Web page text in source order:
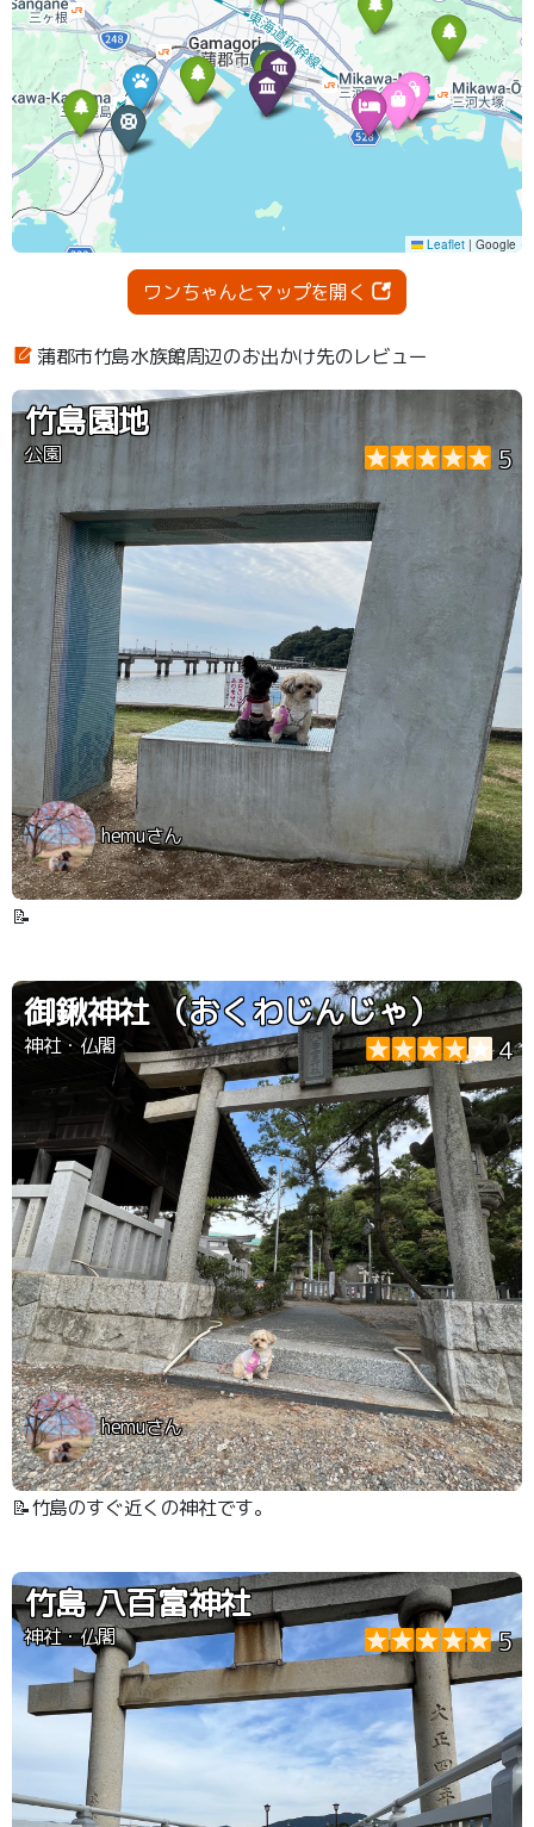
ワンちゃんとマップを開く
蒲郡市竹島水族館周辺のお出かけ先のレビュー
竹島園地
公園 5
hemuさん
📝
御鍬神社 （おくわじんじゃ）
神社・仏閣 4
hemuさん
📝竹島のすぐ近くの神社です。
竹島 八百富神社
神社・仏閣 5